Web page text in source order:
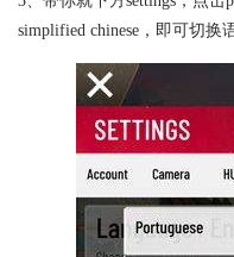
simplified chinese，即可切换